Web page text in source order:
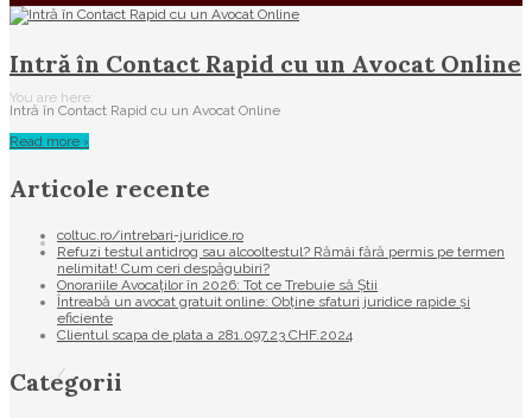
You are here:
/
Intră în Contact Rapid cu un Avocat Online
Intră în Contact Rapid cu un Avocat Online
Read more ›
Articole recente
coltuc.ro/intrebari-juridice.ro
Refuzi testul antidrog sau alcooltestul? Rămâi fără permis pe termen
nelimitat! Cum ceri despăgubiri?
Onorariile Avocaților în 2026: Tot ce Trebuie să Știi
Întreabă un avocat gratuit online: Obține sfaturi juridice rapide și
eficiente
Clientul scapa de plata a 281.097,23 CHF.2024
Categorii